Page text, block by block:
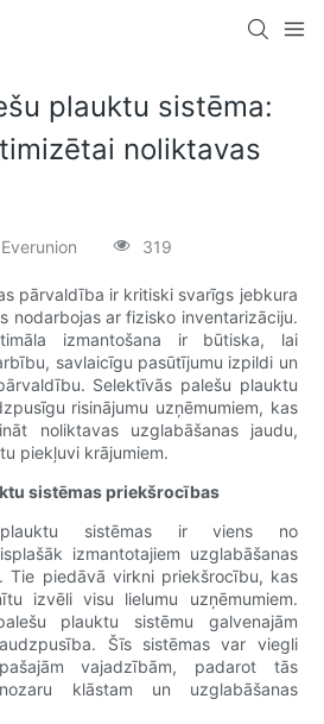
plauktu sistēma:
noliktavas
Everunion 319
pārvaldība ir kritiski svarīgs jebkura
nodarbojas ar fizisko inventarizāciju.
izmantošana ir būtiska, lai
savlaicīgu pasūtījumu izpildi un
Selektīvās palešu plauktu
risinājumu uzņēmumiem, kas
noliktavas uzglabāšanas jaudu,
piekļuvi krājumiem.
sistēmas priekšrocības
plauktu sistēmas ir viens no
izmantotajiem uzglabāšanas
Tie piedāvā virkni priekšrocību, kas
izvēli visu lielumu uzņēmumiem.
plauktu sistēmu galvenajām
Šīs sistēmas var viegli
vajadzībām, padarot tās
klāstam un uzglabāšanas